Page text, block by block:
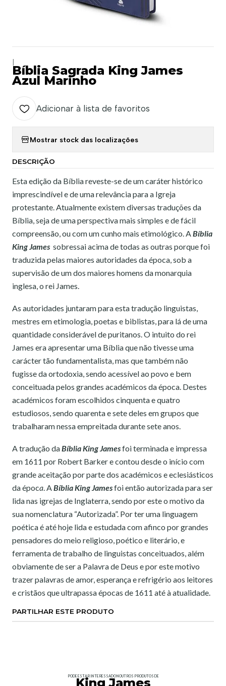
Bíblia Sagrada King James
Azul Marinho
Adicionar à lista de favoritos
Mostrar stock das localizações
DESCRIÇÃO
Esta edição da Bíblia reveste-se de um caráter histórico
imprescindível e de uma relevância para a Igreja
protestante. Atualmente existem diversas traduções da
Bíblia, seja de uma perspectiva mais simples e de fácil
compreensão, ou com um cunho mais etimológico. ABíblia
King James sobressai acima de todas as outras porque foi
traduzida pelas maiores autoridades da época, sob a
supervisão de um dos maiores homens da monarquia
inglesa, o rei James.
As autoridades juntaram para esta tradução linguistas,
mestres em etimologia, poetas e biblistas, para lá de uma
quantidade considerável de puritanos. O intuito do rei
James era apresentar uma Bíblia que não tivesse uma
carácter tão fundamentalista, mas que também não
fugisse da ortodoxia, sendo acessível ao povo e bem
conceituada pelos grandes académicos da época. Destes
académicos foram escolhidos cinquenta e quatro
estudiosos, sendo quarenta e sete deles em grupos que
trabalharam nessa empreitada durante sete anos.
A tradução daBíblia King Jamesfoi terminada e impressa
em 1611 por Robert Barker e contou desde o início com
grande aceitação por parte dos académicos e eclesiásticos
da época. ABíblia King Jamesfoi então autorizada para ser
lida nas igrejas de Inglaterra, sendo por este o motivo da
sua nomenclatura “Autorizada”. Por ter uma linguagem
poética é até hoje lida e estudada com afinco por grandes
pensadores do meio religioso, poético e literário, e
ferramenta de trabalho de linguistas conceituados, além
obviamente de ser a Palavra de Deus e por este motivo
trazer palavras de amor, esperança e refrigério aos leitores
e cristãos que ultrapassa épocas de 1611 até à atualidade.
PARTILHAR ESTE PRODUTO
PODE ESTAR INTERESSADO NOUTROS PRODUTOS DE
King James